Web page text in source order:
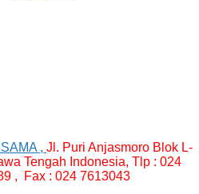
, Jl. Puri Anjasmoro Blok L-
Tengah Indonesia, Tlp : 024
, Fax : 024 7613043